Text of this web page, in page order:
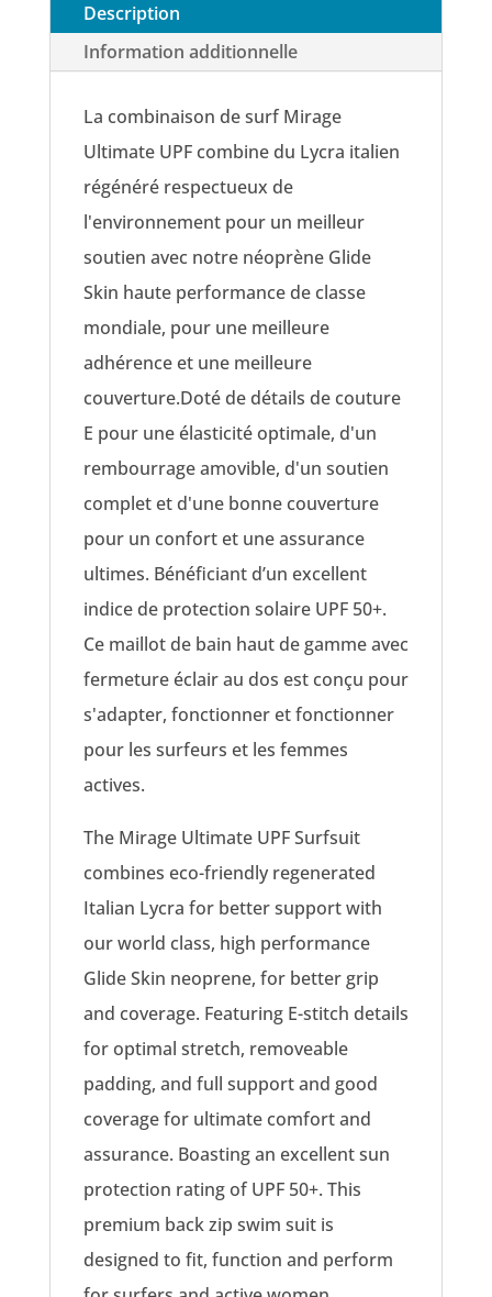
Description
Information additionnelle
La combinaison de surf Mirage
Ultimate UPF combine du Lycra italien
régénéré respectueux de
l'environnement pour un meilleur
soutien avec notre néoprène Glide
Skin haute performance de classe
mondiale, pour une meilleure
adhérence et une meilleure
couverture.Doté de détails de couture
E pour une élasticité optimale, d'un
rembourrage amovible, d'un soutien
complet et d'une bonne couverture
pour un confort et une assurance
ultimes. Bénéficiant d’un excellent
indice de protection solaire UPF 50+.
Ce maillot de bain haut de gamme avec
fermeture éclair au dos est conçu pour
s'adapter, fonctionner et fonctionner
pour les surfeurs et les femmes
actives.
The Mirage Ultimate UPF Surfsuit
combines eco-friendly regenerated
Italian Lycra for better support with
our world class, high performance
Glide Skin neoprene, for better grip
and coverage. Featuring E-stitch details
for optimal stretch, removeable
padding, and full support and good
coverage for ultimate comfort and
assurance. Boasting an excellent sun
protection rating of UPF 50+. This
premium back zip swim suit is
designed to fit, function and perform